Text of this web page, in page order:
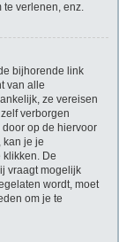
te verlenen, enz.
bijhorende link
van alle
ze vereisen
verborgen
op de hiervoor
kan je je
klikken. De
vraagt mogelijk
wordt, moet
om je te